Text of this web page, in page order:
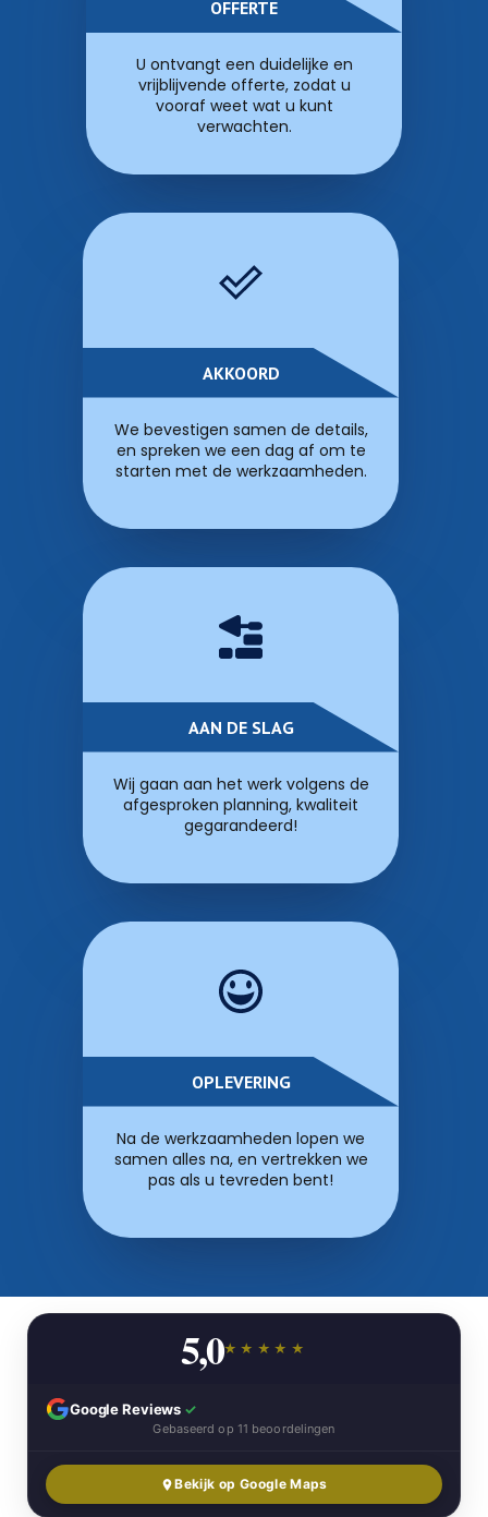
OFFERTE
U ontvangt een duidelijke en
vrijblijvende offerte, zodat u
vooraf weet wat u kunt
verwachten.
AKKOORD
We bevestigen samen de details,
en spreken we een dag af om te
starten met de werkzaamheden.
AAN DE SLAG
Wij gaan aan het werk volgens de
afgesproken planning, kwaliteit
gegarandeerd!
OPLEVERING
Na de werkzaamheden lopen we
samen alles na, en vertrekken we
pas als u tevreden bent!
5,0★★★★★
Google Reviews ✓
Gebaseerd op 11 beoordelingen
Bekijk op Google Maps